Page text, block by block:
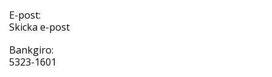
E-post:
Skicka e-post
Bankgiro:
5323-1601